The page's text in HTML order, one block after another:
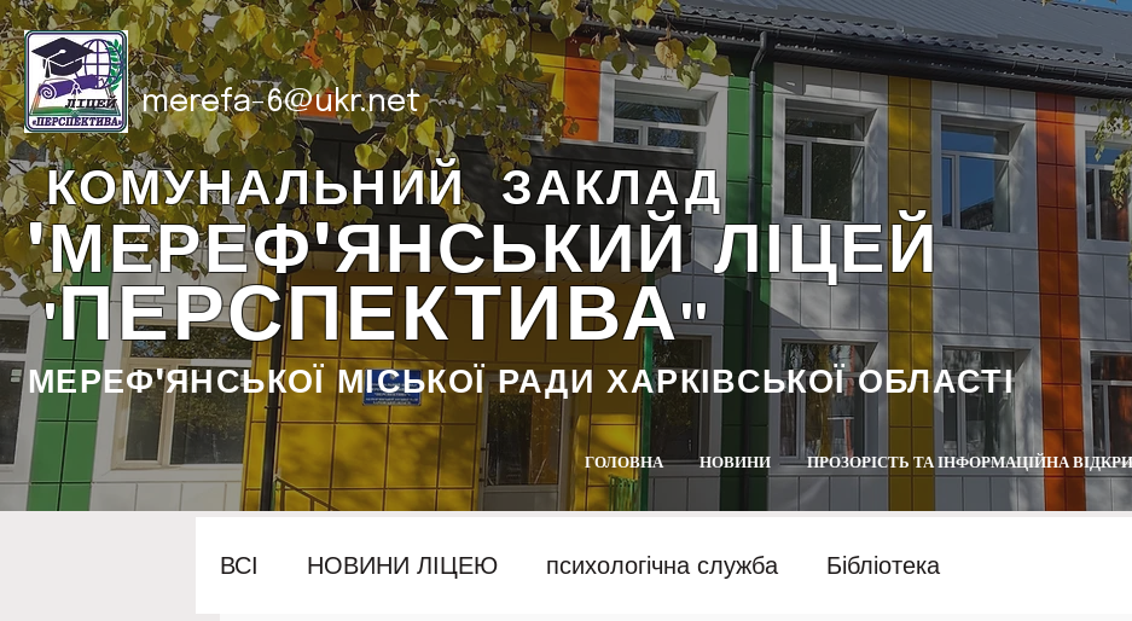
merefa-6@ukr.net
КОМУНАЛЬНИЙ ЗАКЛАД
"МЕРЕФ'ЯНСЬКИЙ ЛІЦЕЙ
"ПЕРСПЕКТИВА""
МЕРЕФ'ЯНСЬКОЇ МІСЬКОЇ РАДИ ХАРКІВСЬКОЇ ОБЛАСТІ
ГОЛОВНА НОВИНИ ПРОЗОРІСТЬ ТА ІНФОРМАЦІЙНА
ВСІ НОВИНИ ЛІЦЕЮ психологічна служба Бібліотека